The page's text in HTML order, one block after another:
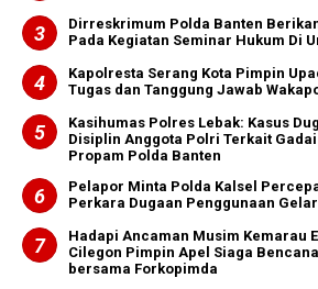
Dirreskrimum Polda Banten
Pada Kegiatan Seminar Hukum Di
Kapolresta Serang Kota Pimpin
Tugas dan Tanggung Jawab
Kasihumas Polres Lebak: Kasus
Disiplin Anggota Polri Terkait
Propam Polda Banten
Pelapor Minta Polda Kalsel
Perkara Dugaan Penggunaan
Hadapi Ancaman Musim Kemarau
Cilegon Pimpin Apel Siaga
bersama Forkopimda